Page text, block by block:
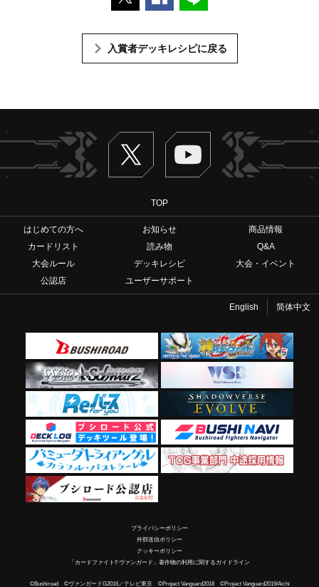
入賞者デッキレシピに戻る
Twitter ヴァンガードch
TOP
はじめての方へ お知らせ
商品情報
カードリスト
読み物
Q&A
大会ルール
デッキレシピ
大会・イベント
公認店
ユーザーサポート
English 简体中文
プライバシーポリシー
外部送信ポリシー
クッキーポリシー
「カードファイト!! ヴァンガード」著作物の利用に関するガイドライン
©Bushiroad ©ヴァンガードG2016／テレビ東京 ©Project Vanguard2018 ©Project Vanguard2019/Aichi